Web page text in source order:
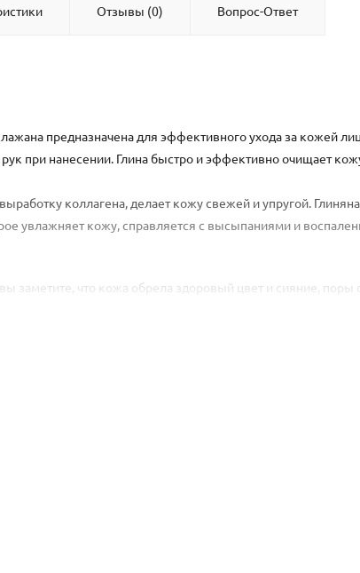
Отзывы (0) Вопрос-Ответ
предназначена для эффективного ухода за кожей
рук при нанесении. Глина быстро и эффективно очищает
коллагена, делает кожу свежей и упругой.
увлажняет кожу, справляется с высыпаниями и
заметите, что кожа обрела здоровый цвет и сияние, поры
сужению пор; Препятствуют воспалительным процессам.